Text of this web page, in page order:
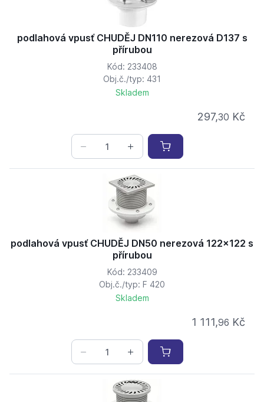
podlahová vpusť CHUDĚJ DN110 nerezová D137 s
přírubou
Kód: 233408
Obj.č./typ: 431
Skladem
297,30 Kč
podlahová vpusť CHUDĚJ DN50 nerezová 122x122 s
přírubou
Kód: 233409
Obj.č./typ: F 420
Skladem
1 111,96 Kč